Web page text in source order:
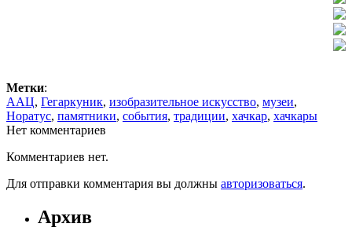
Метки:
ААЦ, Гегаркуник, изобразительное искусство, музеи,
Норатус, памятники, события, традиции, хачкар, хачкары
Нет комментариев
Комментариев нет.
Для отправки комментария вы должны авторизоваться.
Архив